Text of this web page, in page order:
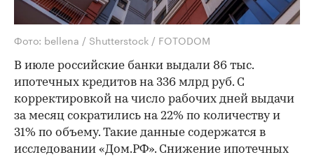
Фото: bellena / Shutterstock / FOTODOM
В июле российские банки выдали 86 тыс.
ипотечных кредитов на 336 млрд руб. С
корректировкой на число рабочих дней выдачи
за месяц сократились на 22% по количеству и
31% по объему. Такие данные содержатся в
исследовании «Дом.РФ». Снижение ипотечных